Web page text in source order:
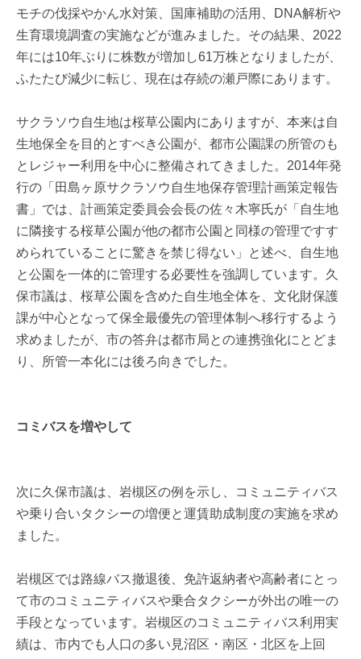
モチの伐採やかん水対策、国庫補助の活用、DNA解析や
生育環境調査の実施などが進みました。その結果、2022
年には10年ぶりに株数が増加し61万株となりましたが、
ふたたび減少に転じ、現在は存続の瀬戸際にあります。
サクラソウ自生地は桜草公園内にありますが、本来は自
生地保全を目的とすべき公園が、都市公園課の所管のも
とレジャー利用を中心に整備されてきました。2014年発
行の「田島ヶ原サクラソウ自生地保存管理計画策定報告
書」では、計画策定委員会会長の佐々木寧氏が「自生地
に隣接する桜草公園が他の都市公園と同様の管理ですす
められていることに驚きを禁じ得ない」と述べ、自生地
と公園を一体的に管理する必要性を強調しています。久
保市議は、桜草公園を含めた自生地全体を、文化財保護
課が中心となって保全最優先の管理体制へ移行するよう
求めましたが、市の答弁は都市局との連携強化にとどま
り、所管一本化には後ろ向きでした。
コミバスを増やして
次に久保市議は、岩槻区の例を示し、コミュニティバス
や乗り合いタクシーの増便と運賃助成制度の実施を求め
ました。
岩槻区では路線バス撤退後、免許返納者や高齢者にとっ
て市のコミュニティバスや乗合タクシーが外出の唯一の
手段となっています。岩槻区のコミュニティバス利用実
績は、市内でも人口の多い見沼区・南区・北区を上回